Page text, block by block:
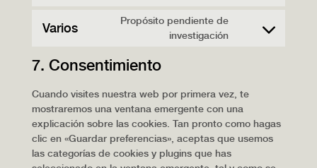
(elegant-
service
Varios
Propósito pendiente de
investigación
Consent
7. Consentimiento
Cuando visites nuestra web por primera vez, te
mostraremos una ventana emergente con una
explicación sobre las cookies. Tan pronto como hagas
clic en «Guardar preferencias», aceptas que usemos
las categorías de cookies y plugins que has